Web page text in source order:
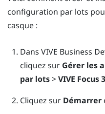
configuration par lots
casque :
Dans VIVE Business
cliquez sur Gérer les
par lots>VIVE Focus 3
Cliquez sur Démarrer